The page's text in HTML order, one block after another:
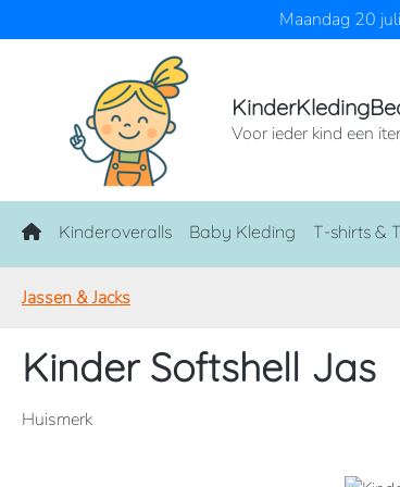
Maandag 20
Voor ieder kind een
Home
Kinderoveralls Baby Kleding T-shirts &
Jassen & Jacks
Kinder Softshell Jas
Huismerk